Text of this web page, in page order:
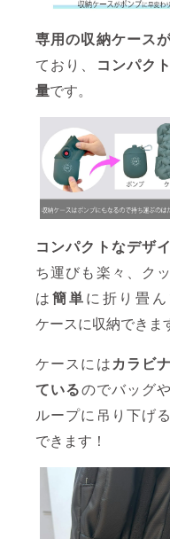
専用の収納ケース
ており、
コンパク
量です。
コンパクトなデザ
ち運びも楽々、ク
は簡単に折り畳
ケースに収納できま
ケースにはカラビ
ているのでバッグ
ループに吊り下げ
できます！